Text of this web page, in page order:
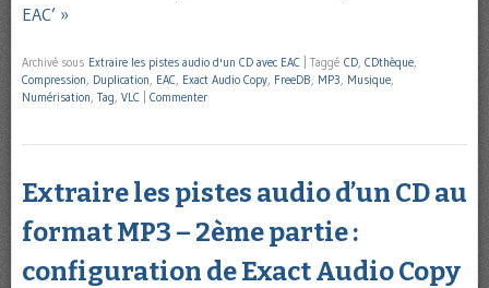
EAC’ »
Archivé sous Extraire les pistes audio d'un CD avec EAC Taggé CD, CDthèque,
Compression, Duplication, EAC, Exact Audio Copy, FreeDB, MP3, Musique,
Numérisation, Tag, VLC Commenter
Extraire les pistes audio d’un CD au
format MP3 – 2ème partie :
configuration de Exact Audio Copy